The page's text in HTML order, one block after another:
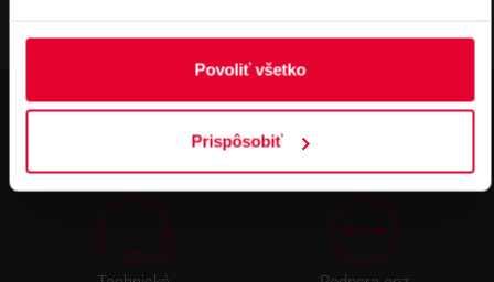
Povoliť všetko
Prispôsobiť